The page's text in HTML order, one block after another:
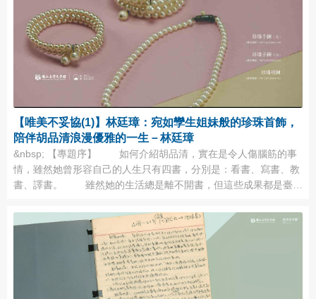
【唯美不妥協(1)】林廷璋：宛如孿生姐妹般的珍珠首飾，
陪伴胡品清浪漫優雅的一生－林廷璋
&nbsp; 【專題序】 如何介紹胡品清，實在是令人傷腦筋的事
情，雖然她曾形容自己的人生只有四書，分別是：看書、寫書、教
書、譯書。 雖然她的生活總是離不開書，但這些成果都是臺法
她也翻譯過《包法利夫人》等著名法國文學作品。她筆下的優
美譯文，不知道激勵多少文學青年？ 不僅如此，她對美也是毫